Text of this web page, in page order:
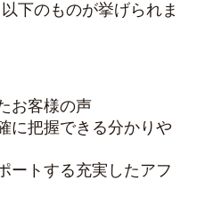
下のものが挙げられま
お客様の声
に把握できる分かりや
ートする充実したアフ